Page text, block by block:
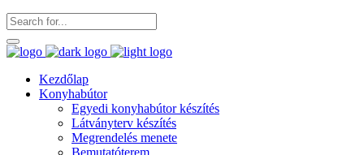
Kezdőlap
Konyhabútor
Egyedi konyhabútor készítés
Látványterv készítés
Megrendelés menete
Bemutatóterem